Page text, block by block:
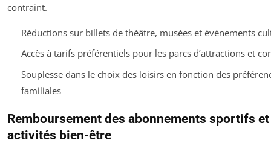
contraint.
Réductions sur billets de théâtre, musées et événements
Accès à tarifs préférentiels pour les parcs d’attractions et
Souplesse dans le choix des loisirs en fonction des
familiales
Remboursement des abonnements sportifs et
activités bien-être